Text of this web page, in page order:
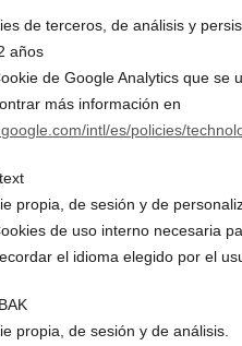
de terceros, de análisis y
años
de Google Analytics que se
más información en
intl/es/policies/
propia, de sesión y de
de uso interno necesaria
el idioma elegido por el
propia, de sesión y de análisis.